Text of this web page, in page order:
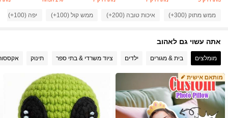
4.91 15K עוקבים
ממש מתוק (300+) איכות טובה (200+) ממש קול (100+) יפה (100+)
אתה עשוי גם לאהוב
מומלצים בית & מגורים ילדים ציוד משרדי & בתי ספר תינוק